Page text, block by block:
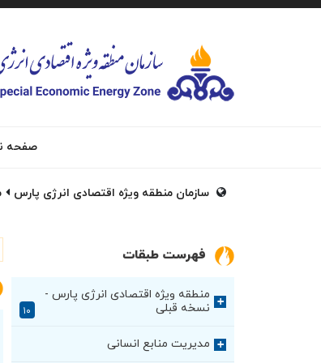
صفحه
سازمان منطقه ویژه اقتصادی انرژی پارس
فهرست طبقات
+
منطقه ویژه اقتصادی انرژی پارس -
نسخه قبلی
۱۰
+ مدیریت منابع انسانی